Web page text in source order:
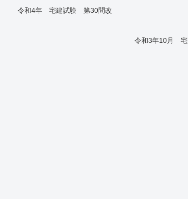
令和4年 宅建試験 第30問改
令和3年10月